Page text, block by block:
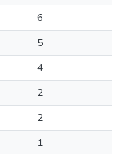
6
5
4
2
2
1